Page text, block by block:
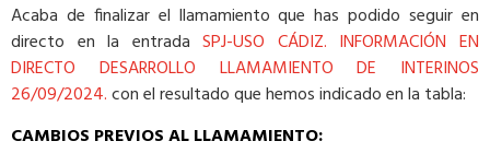
Acaba de finalizar el llamamiento que has podido seguir en
directo en la entradaSPJ-USO CÁDIZ. INFORMACIÓN EN
DIRECTO DESARROLLO LLAMAMIENTO DE INTERINOS
26/09/2024.con el resultado que hemos indicado en la tabla:
CAMBIOS PREVIOS AL LLAMAMIENTO: